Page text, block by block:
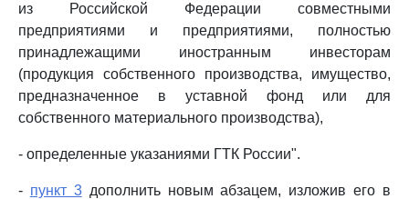
из Российской Федерации совместными
предприятиями и предприятиями, полностью
принадлежащими иностранным инвесторам
(продукция собственного производства, имущество,
предназначенное в уставной фонд или для
собственного материального производства),
- определенные указаниями ГТК России".
- пункт 3дополнить новым абзацем, изложив его в